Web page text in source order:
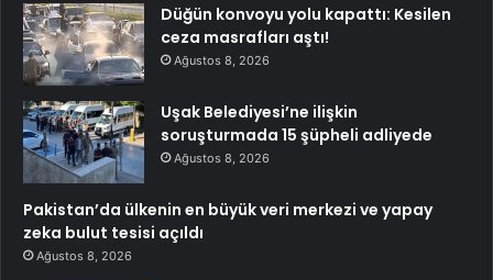
Düğün konvoyu yolu kapattı: Kesilen
ceza masrafları aştı!
Ağustos 8, 2026
Uşak Belediyesi’ne ilişkin
soruşturmada 15 şüpheli adliyede
Ağustos 8, 2026
Pakistan’da ülkenin en büyük veri merkezi ve yapay
zeka bulut tesisi açıldı
Ağustos 8, 2026